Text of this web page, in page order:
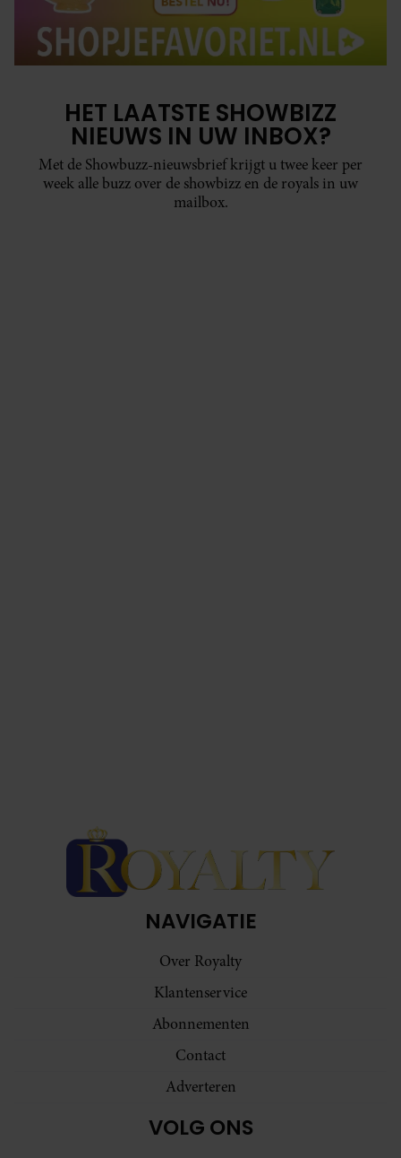
HET LAATSTE SHOWBIZZ
NIEUWS IN UW INBOX?
Met de Showbuzz-nieuwsbrief krijgt u twee keer per
week alle buzz over de showbizz en de royals in uw
mailbox.
NAVIGATIE
Over Royalty
Klantenservice
Abonnementen
Contact
Adverteren
VOLG ONS